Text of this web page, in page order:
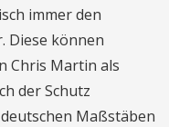
immer den
Diese können
Chris Martin als
der Schutz
Maßstäben